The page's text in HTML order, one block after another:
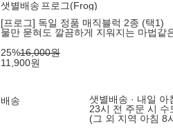
샛별배송 프로그(Frog)
[프로그] 독일 정품 매직블럭 2종 (택1)
물만 묻혀도 깔끔하게 지워지는 마법같
25%16,000원
11,900원
배송
샛별배송 · 내일 아
23시 전 주문 시
(그 외 지역 아침 8